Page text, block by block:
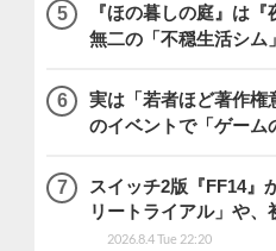
『ほの暮しの庭』は
無二の「不穏生活シム
実は「若者ほど著作
のイベントで「ゲーム
スイッチ2版『FF14』
リートライアル」や、
2026.8.4 Tue 22:20